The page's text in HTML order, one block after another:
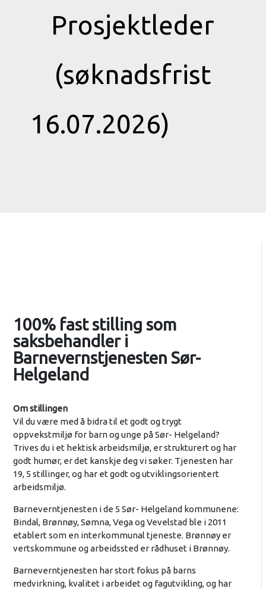
Prosjektleder
(søknadsfrist
16.07.2026)
100% fast stilling som
saksbehandler i
Barnevernstjenesten Sør-
Helgeland
Om stillingen
Vil du være med å bidra til et godt og trygt
oppvekstmiljø for barn og unge på Sør- Helgeland?
Trives du i et hektisk arbeidsmiljø, er strukturert og har
godt humør, er det kanskje deg vi søker. Tjenesten har
19, 5 stillinger, og har et godt og utviklingsorientert
arbeidsmiljø.
Barneverntjenesten i de 5 Sør- Helgeland kommunene:
Bindal, Brønnøy, Sømna, Vega og Vevelstad ble i 2011
etablert som en interkommunal tjeneste. Brønnøy er
vertskommune og arbeidssted er rådhuset i Brønnøy.
Barneverntjenesten har stort fokus på barns
medvirkning, kvalitet i arbeidet og fagutvikling, og har